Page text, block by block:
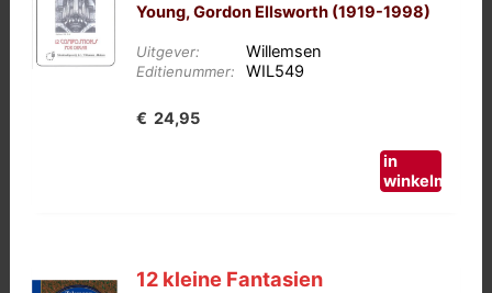
Young, Gordon Ellsworth (1919-1998)
Uitgever: Willemsen
Editienummer: WIL549
€ 24,95
in
winkelmand
12 kleine Fantasien